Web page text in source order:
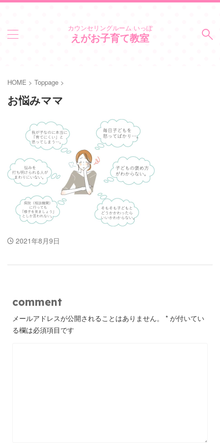
カウンセリングルーム いっぽ
えがお子育て教室
HOME > Toppage >
お悩みママ
2021年8月9日
comment
メールアドレスが公開されることはありません。 * が付いてい
る欄は必須項目です